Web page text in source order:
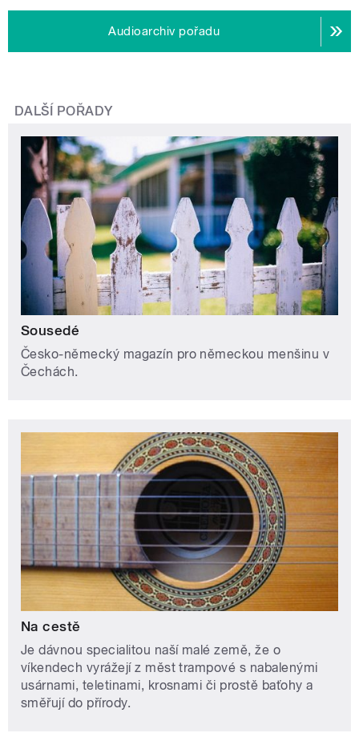
Audioarchiv pořadu
DALŠÍ POŘADY
Sousedé
Česko-německý magazín pro německou menšinu v
Čechách.
Na cestě
Je dávnou specialitou naší malé země, že o
víkendech vyrážejí z měst trampové s nabalenými
usárnami, teletinami, krosnami či prostě baťohy a
směřují do přírody.